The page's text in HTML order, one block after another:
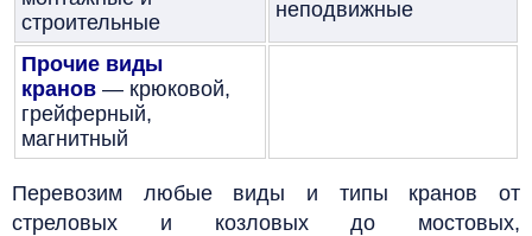
строительные
неподвижные
Прочие виды
кранов — крюковой,
грейферный,
магнитный
Перевозим любые виды и типы кранов от
стреловых и козловых до мостовых,